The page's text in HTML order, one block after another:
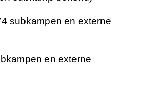
subkampen en externe
en externe